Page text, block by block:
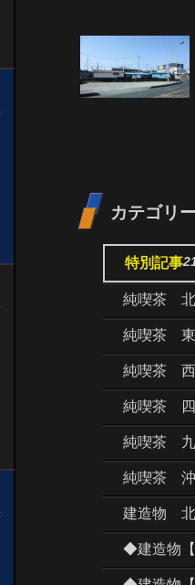
カテゴリー
特別記事
純喫茶 北
純喫茶 東
純喫茶 西
純喫茶 四
純喫茶 九
純喫茶
建造物 北
◆建造物【